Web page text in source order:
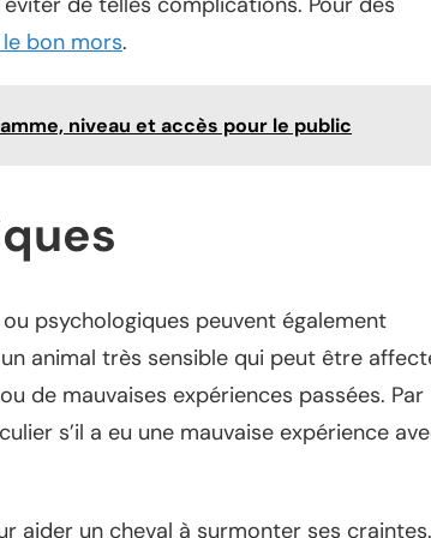
bon mors.
niveau et accès pour le public
psychologiques peuvent également
animal très sensible qui peut être
de mauvaises expériences passées. Par
s’il a eu une mauvaise expérience
aider un cheval à surmonter ses craintes.